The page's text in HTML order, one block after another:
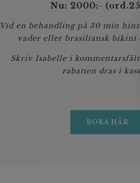
Nu: 2000:-
Vid en behandling på 30 min
vader eller brasiliansk bikini
Skriv Isabelle i
rabatten dras i
BOKA HÄR